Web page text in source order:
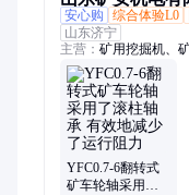
安心购
综合体验L0
山东济宁
主营： 矿用挖掘机、
门、防水密闭门、气
子蓄电池电源、矿用
道岔装置、空气炮、
防爆摄像仪、跑车防
运输车、巷道修复机
YFC0.7-6翻转式
矿车轮轴采用了